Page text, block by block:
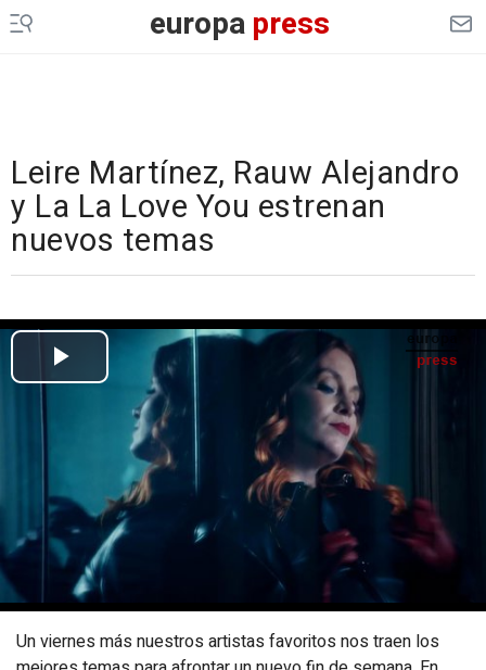
europapress
Leire Martínez, Rauw Alejandro
y La La Love You estrenan
nuevos temas
Un viernes más nuestros artistas favoritos nos traen los